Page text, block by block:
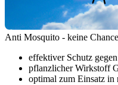
Anti Mosquito - keine
effektiver Schutz
pflanzlicher Wirkstoff
optimal zum Einsatz in